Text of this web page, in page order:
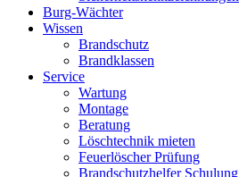
Burg-Wächter
Wissen
Brandschutz
Brandklassen
Service
Wartung
Montage
Beratung
Löschtechnik mieten
Feuerlöscher Prüfung
Brandschutzhelfer Schulung